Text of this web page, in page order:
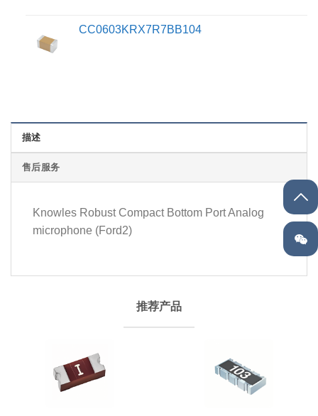
CC0603KRX7R7BB104
描述
售后服务
Knowles Robust Compact Bottom Port Analog
microphone (Ford2)
推荐产品